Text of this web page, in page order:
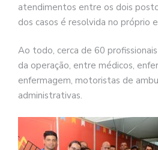
atendimentos entre os dois
dos casos é resolvida no próprio
Ao todo, cerca de 60
da operação, entre médicos,
enfermagem, motoristas de
administrativas.